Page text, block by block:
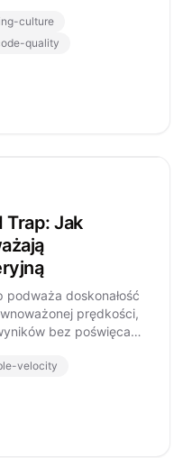
culture
quality
Trap: Jak
doskonałość
prędkości,
bez poświęcania
velocity